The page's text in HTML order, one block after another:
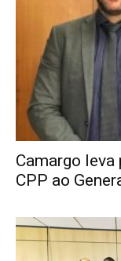
Camargo
CPP ao